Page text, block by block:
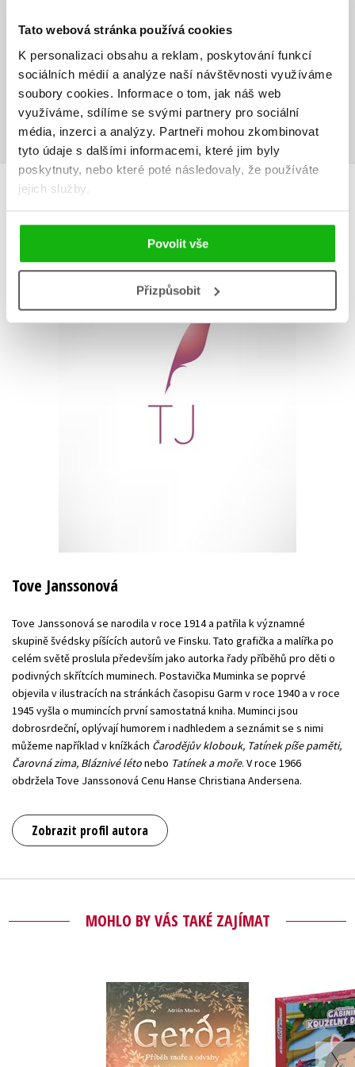
Tato webová stránka používá cookies
K personalizaci obsahu a reklam, poskytování funkcí
sociálních médií a analýze naší návštěvnosti využíváme
soubory cookies. Informace o tom, jak náš web
využíváme, sdílíme se svými partnery pro sociální
média, inzerci a analýzy. Partneři mohou zkombinovat
tyto údaje s dalšími informacemi, které jim byly
poskytnuty, nebo které poté následovaly, že používáte
jejich služby.
Povolit vše
Přizpůsobit
Vaše hodnocení
Uživatelskou recenzi mohou vkládat pouze registrovaní uživatelé
Přihlásit
Tove Janssonová
Tove Janssonová se narodila v roce 1914 a patřila k významné
skupině švédsky píšících autorů ve Finsku. Tato grafička a malířka po
celém světě proslula především jako autorka řady příběhů pro děti o
podivných skřítcích muminech. Postavička Muminka se poprvé
objevila v ilustracích na stránkách časopisu Garm v roce 1940 a v roce
1945 vyšla o mumincích první samostatná kniha. Muminci jsou
dobrosrdeční, oplývají humorem i nadhledem a seznámit se s nimi
můžeme například v knížkách Čarodějův klobouk, Tatínek píše paměti,
Čarovná zima, Bláznivé létonebo Tatínek a moře. V roce 1966
obdržela Tove Janssonová Cenu Hanse Christiana Andersena.
Zobrazit profil autora
MOHLO BY VÁS TAKÉ ZAJÍMAT
Gerda: Příběh moře
a odvahy
Adrián Macho
Gábinin
domek -
s